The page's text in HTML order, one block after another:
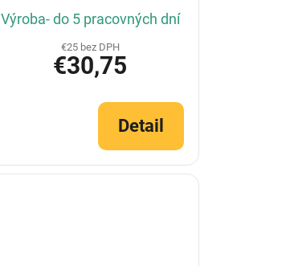
(Konfigurátor)
Výroba- do 5 pracovných dní
€25 bez DPH
€30,75
Detail